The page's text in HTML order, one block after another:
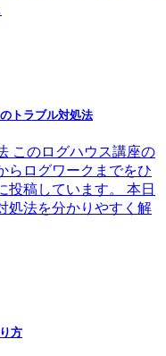
トラブル対処法
このログハウス講座の
らログワークまでをひ
投稿しています。 本日
処法を分かりやすく解
方